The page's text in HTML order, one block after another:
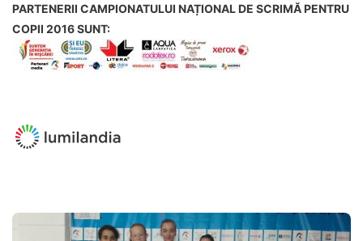
PARTENERII CAMPIONATULUI NAȚIONAL DE SCRIMĂ PENTRU
COPII 2016 SUNT: